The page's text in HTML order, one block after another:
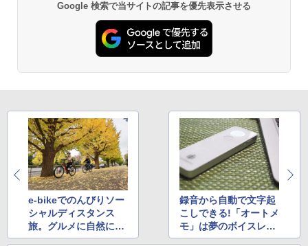
Google 検索で当サイトの記事を優先表示させる
e-bikeでのんびりソー
シャルディスタンス
旅。グルメに自然に都
内を満喫
録音から自動で文字起
こしできる!「オートメ
モ」は夢のボイスレコ
ーダー